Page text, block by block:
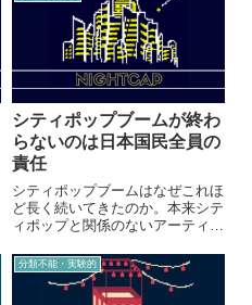
シティポップブームが終わ
らないのは日本国民全員の
責任
シティポップブームはなぜこれほ
ど長く続いてきたのか。本来シテ
ィポップと関係のないアーティス
楽業界の体質が原因だった。
分類不能・実験的